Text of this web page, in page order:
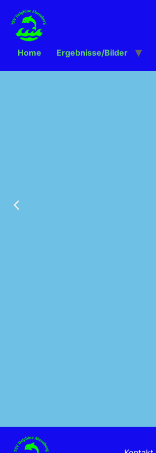
Home Ergebnisse/Bilder